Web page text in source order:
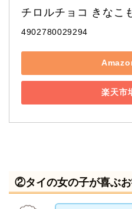
チロルチョコ きなこ
4902780029294
楽天市
②タイの女の子が喜ぶ